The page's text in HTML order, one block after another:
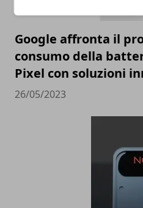
Google affronta il
consumo della
Pixel con soluzioni
26/05/2023